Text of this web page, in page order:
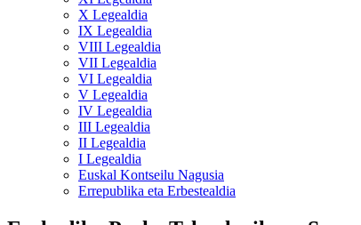
X Legealdia
IX Legealdia
VIII Legealdia
VII Legealdia
VI Legealdia
V Legealdia
IV Legealdia
III Legealdia
II Legealdia
I Legealdia
Euskal Kontseilu Nagusia
Errepublika eta Erbestealdia